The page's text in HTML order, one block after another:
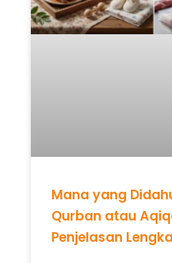
Mana yang
Qurban atau
Penjelasan